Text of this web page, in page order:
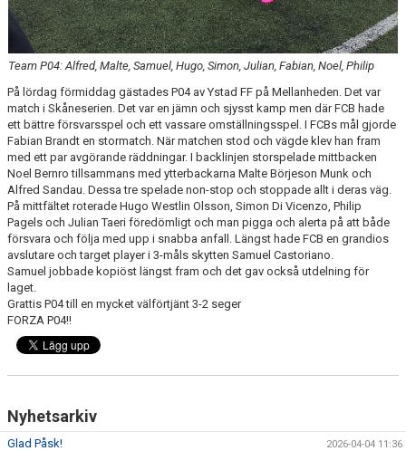
KLÄDBESTÄLLNING
SPONSORER
KLUBBMAGASIN
NATIONELLA SPELFORMER
PROVTRÄNING
SKADEBEHANDLING
VÄRDEGRUND
FOTBOLLSCAMP 2026
TRÄNARUTBILDNING
SUPPORTERPRYLAR
PROJEKT
Team P04: Alfred, Malte, Samuel, Hugo, Simon, Julian, Fabian, Noel, Philip
På lördag förmiddag gästades P04 av Ystad FF på Mellanheden. Det var
match i Skåneserien. Det var en jämn och sjysst kamp men där FCB hade
ett bättre försvarsspel och ett vassare omställningsspel. I FCBs mål gjorde
Fabian Brandt en stormatch. När matchen stod och vägde klev han fram
med ett par avgörande räddningar. I backlinjen storspelade mittbacken
Noel Bernro tillsammans med ytterbackarna Malte Börjeson Munk och
Alfred Sandau. Dessa tre spelade non-stop och stoppade allt i deras väg.
På mittfältet roterade Hugo Westlin Olsson, Simon Di Vicenzo, Philip
Pagels och Julian Taeri föredömligt och man pigga och alerta på att både
försvara och följa med upp i snabba anfall. Längst hade FCB en grandios
avslutare och target player i 3-måls skytten Samuel Castoriano.
Samuel jobbade kopiöst längst fram och det gav också utdelning för
laget.
Grattis P04 till en mycket välförtjänt 3-2 seger
FORZA P04!!
Nyhetsarkiv
Glad Påsk! 2026-04-04 11:36